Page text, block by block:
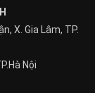
X. Gia Lâm, TP.
Nội